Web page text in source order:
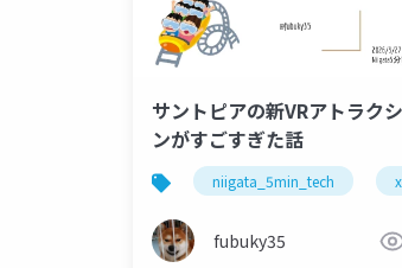
サントピアの新VRアトラク
ンがすごすぎた話
niigata_5min_tech
fubuky35